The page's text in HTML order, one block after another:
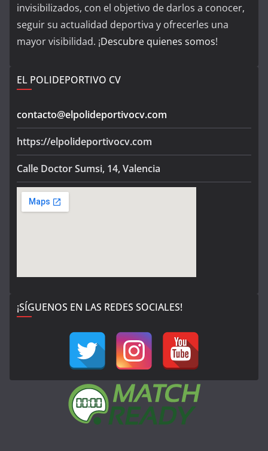
invisibilizados, con el objetivo de darlos a conocer,
seguir su actualidad deportiva y ofrecerles una
mayor visibilidad. ¡Descubre quienes somos!
EL POLIDEPORTIVO CV
contacto@elpolideportivocv.com
https://elpolideportivocv.com
Calle Doctor Sumsi, 14, Valencia
¡SÍGUENOS EN LAS REDES SOCIALES!